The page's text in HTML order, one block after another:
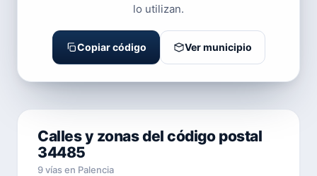
lo utilizan.
Copiar código Ver municipio
Calles y zonas del código postal
34485
9 vías en Palencia